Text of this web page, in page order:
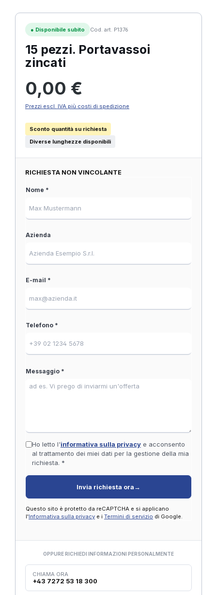
● Disponibile subito Cod. art. P1376
15 pezzi. Portavassoi
zincati
0,00 €
Prezzi escl. IVA più costi di spedizione
Sconto quantità su richiesta
Diverse lunghezze disponibili
RICHIESTA NON VINCOLANTE
Nome *
Azienda
E-mail *
Telefono *
Messaggio *
Ho letto l'informativa sulla privacye acconsento
al trattamento dei miei dati per la gestione della mia
richiesta. *
Invia richiesta ora →
Questo sito è protetto da reCAPTCHA e si applicano
l'Informativa sulla privacy e i Termini di servizio di Google.
OPPURE RICHIEDI INFORMAZIONI PERSONALMENTE
CHIAMA ORA
+43 7272 53 18 300